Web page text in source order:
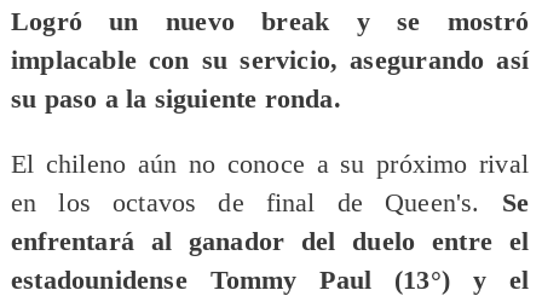
Logró un nuevo break y se mostró
implacable con su servicio, asegurando así
su paso a la siguiente ronda.
El chileno aún no conoce a su próximo rival
en los octavos de final de Queen's.
Se
enfrentará al ganador del duelo entre el
estadounidense Tommy Paul (13°) y el